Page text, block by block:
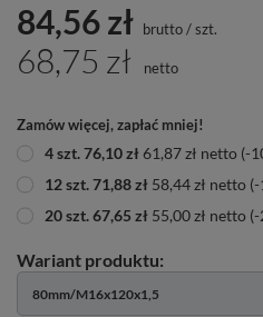
80mm/M16x120x1,5
84,56 zł brutto/szt.
68,75 zł netto
Zamów więcej, zapłać mniej!
4szt.76,10 zł 61,87 zł netto (-
12szt.71,88 zł 58,44 zł netto (-
20szt.67,65 zł 55,00 zł netto (-